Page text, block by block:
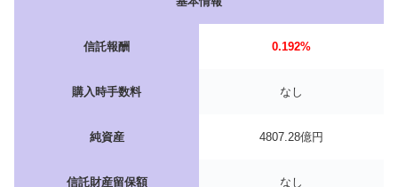
信託報酬 0.192%
購入時手数料 なし
純資産 4807.28億円
信託財産留保額 なし